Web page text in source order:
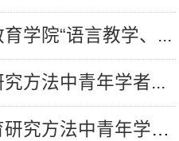
学院“语言教学、...
方法中青年学者...
第二届汉语国际教育研究方法中青年学者...